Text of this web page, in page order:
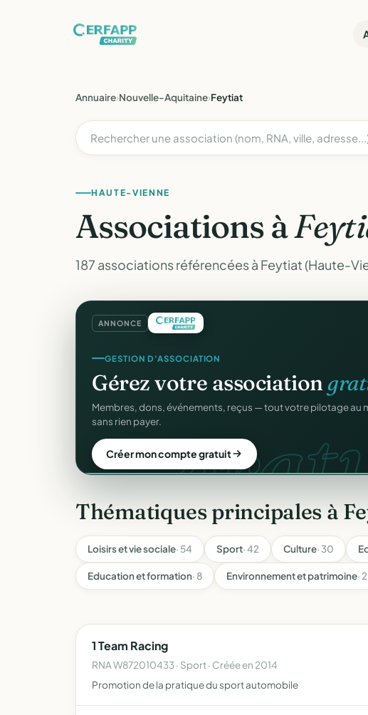
Annuaire›Nouvelle-Aquitaine›Feytiat
HAUTE-VIENNE
Associations à
187 associations référencées à Feytiat (Haute-
ANNONCE
SITE WEB
Votre site web d'association
Une page publique élégante et un site de collecte, prêts en
Sans webmaster.
Créer mon site gratuit
Thématiques principales à
Loisirs et vie sociale· 54 Sport· 42 Culture· 30
Education et formation· 8 Environnement et patrimoine· 2
1 Team Racing
RNA W872010433 · Sport · Créée en 2014
Promotion de la pratique du sport automobile